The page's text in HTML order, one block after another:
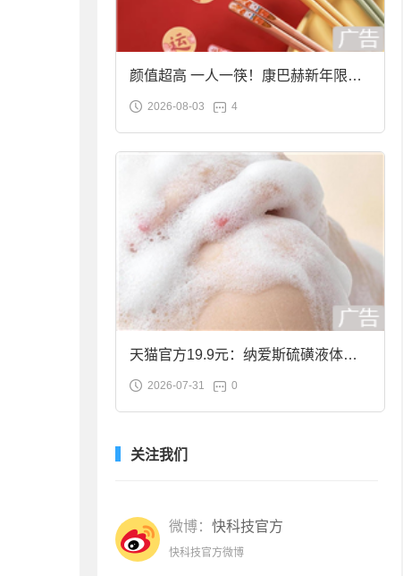
颜值超高 一人一筷！康巴赫新年限定
合金筷子大促：19.9元
2026-08-03 4
天猫官方19.9元：纳爱斯硫磺液体香
皂2斤大促
2026-07-31 0
关注我们
微博： 快科技官方
快科技官方微博